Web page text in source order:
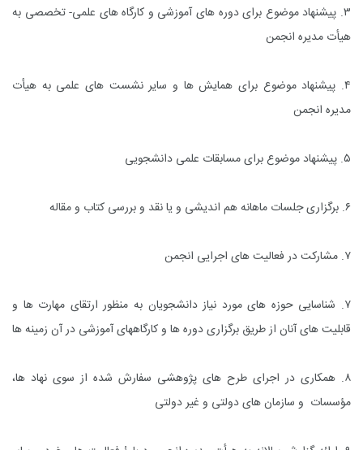
۳. پیشنهاد موضوع برای دوره های آموزشی و کارگاه های علمی- تخصصی به
هیأت مدیره انجمن
۴. پیشنهاد موضوع برای همایش ها و سایر نشست های علمی به هیأت
مدیره انجمن
۵. پیشنهاد موضوع برای مسابقات علمی دانشجویی
۶. برگزاری جلسات ماهانه هم اندیشی و یا نقد و بررسی کتاب و مقاله
۷. مشارکت در فعالیت های اجرایی انجمن
۷. شناسایی حوزه های مورد نیاز دانشجویان به منظور ارتقای مهارت ها و
قابلیت های آنان از طریق برگزاری دوره ها و کارگاههای آموزشی در آن زمینه ها
۸. همکاری در اجرای طرح های پژوهشی سفارش شده از سوی نهاد ها،
مؤسسات و سازمان های دولتی و غیر دولتی